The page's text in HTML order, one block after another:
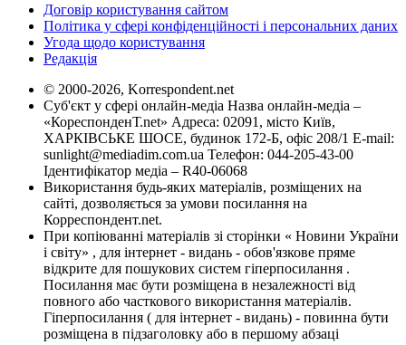
Договір користування сайтом
Політика у сфері конфіденційності і персональних даних
Угода щодо користування
Редакція
© 2000-2026, Korrespondent.net
Суб'єкт у сфері онлайн-медіа Назва онлайн-медіа –
«КореспонденТ.net» Адреса: 02091, місто Київ,
ХАРКІВСЬКЕ ШОСЕ, будинок 172-Б, офіс 208/1 E-mail:
sunlight@mediadim.com.ua Телефон: 044-205-43-00
Ідентифікатор медіа – R40-06068
Використання будь-яких матеріалів, розміщених на
сайті, дозволяється за умови посилання на
Корреспондент.net.
При копіюванні матеріалів зі сторінки « Новини України
і світу» , для інтернет - видань - обов'язкове пряме
відкрите для пошукових систем гіперпосилання .
Посилання має бути розміщена в незалежності від
повного або часткового використання матеріалів.
Гіперпосилання ( для інтернет - видань) - повинна бути
розміщена в підзаголовку або в першому абзаці